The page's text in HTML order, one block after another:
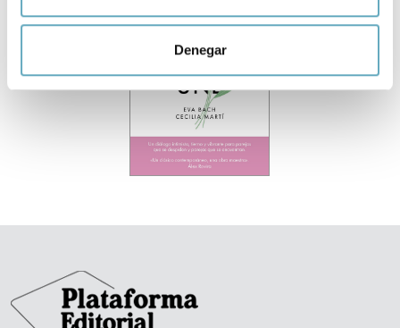
Identificar su dispositivo analizándolo activamente
datos personales y establezca sus preferencias en la
. Puede cambiar o retirar su
consentimiento en cualquier momento en la Declaración
información sobre el uso que haga del sitio web con
nuestros partners de redes sociales, publicidad y análisis
web, quienes pueden combinarla con otra información
Denegar
‹ ›